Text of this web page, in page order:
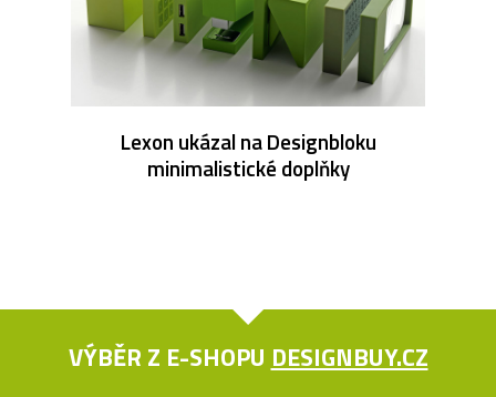
Lexon ukázal na Designbloku
minimalistické doplňky
VÝBĚR Z E-SHOPU DESIGNBUY.CZ